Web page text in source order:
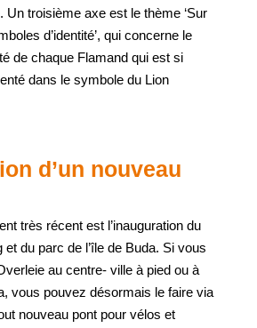
Un troisième axe est le thème ‘Sur
d’identité’, qui concerne le
de chaque Flamand qui est si
dans le symbole du Lion
d’un nouveau
très récent est l’inauguration du
et du parc de l’île de Buda. Si vous
au centre- ville à pied ou à
vous pouvez désormais le faire via
nouveau pont pour vélos et